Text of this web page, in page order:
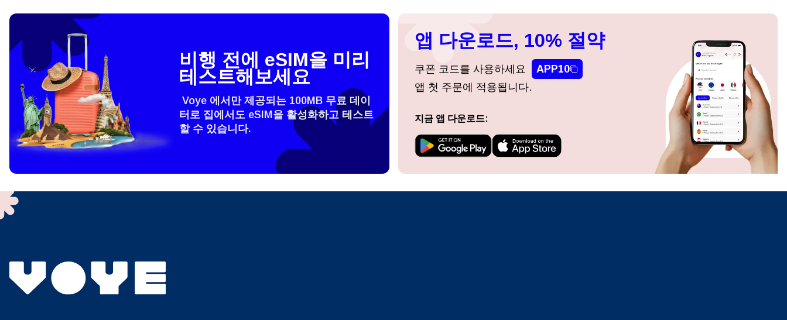
How do I get my eSim?
To get your eSIM, start by checking if your device supports eSIM
technology. Then, contact your mobile carrier to request an eSIM activation.
or enter in your device settings. Once activated, you can enjoy the benefits
비행 전에 eSIM을 미리
테스트해보세요
Voye 에서만 제공되는 100MB 무료 데이
터로 집에서도 eSIM을 활성화하고 테스트
할 수 있습니다.
앱 다운로드, 10% 절약
쿠폰 코드를 사용하세요
APP10
앱 첫 주문에 적용됩니다.
지금 앱 다운로드:
언어 선택: 로그인 또는 회원가입
계정을 계속 이용하거나 몇 초 만에 새로 만드세요.